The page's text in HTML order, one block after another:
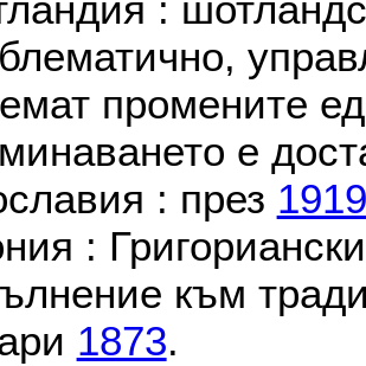
промените
е
: през 1919
:
към
1873.